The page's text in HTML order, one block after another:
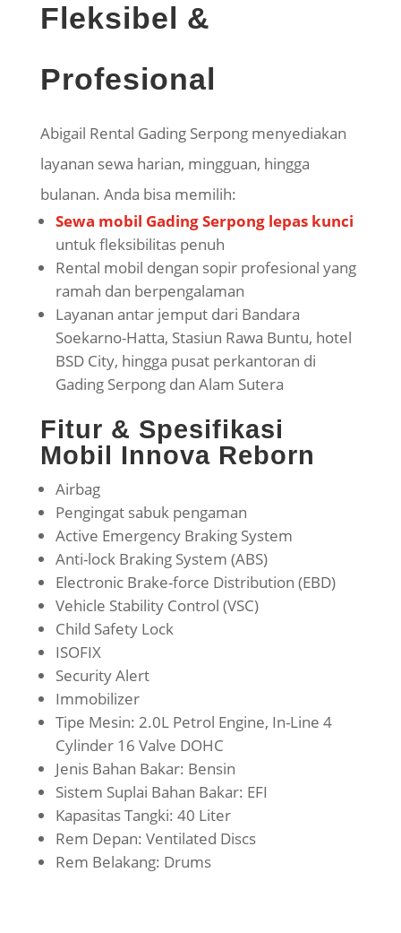
Fleksibel &
Profesional
Abigail Rental Gading Serpong menyediakan
layanan sewa harian, mingguan, hingga
bulanan. Anda bisa memilih:
Sewa mobil Gading Serpong lepas kunci
untuk fleksibilitas penuh
Rental mobil dengan sopir profesional yang
ramah dan berpengalaman
Layanan antar jemput dari Bandara
Soekarno-Hatta, Stasiun Rawa Buntu, hotel
BSD City, hingga pusat perkantoran di
Gading Serpong dan Alam Sutera
Fitur & Spesifikasi
Mobil Innova Reborn
Airbag
Pengingat sabuk pengaman
Active Emergency Braking System
Anti-lock Braking System (ABS)
Electronic Brake-force Distribution (EBD)
Vehicle Stability Control (VSC)
Child Safety Lock
ISOFIX
Security Alert
Immobilizer
Tipe Mesin: 2.0L Petrol Engine, In-Line 4
Cylinder 16 Valve DOHC
Jenis Bahan Bakar: Bensin
Sistem Suplai Bahan Bakar: EFI
Kapasitas Tangki: 40 Liter
Rem Depan: Ventilated Discs
Rem Belakang: Drums